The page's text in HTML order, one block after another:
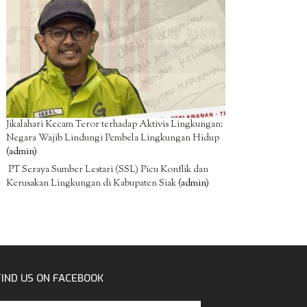
Jikalahari Kecam Teror terhadap Aktivis Lingkungan:
Negara Wajib Lindungi Pembela Lingkungan Hidup
(admin)
PT Seraya Sumber Lestari (SSL) Picu Konflik dan
Kerusakan Lingkungan di Kabupaten Siak(admin)
US ON FACEBOOK